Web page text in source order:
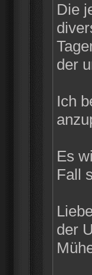
Die
der
Ich
Es
Fall
der